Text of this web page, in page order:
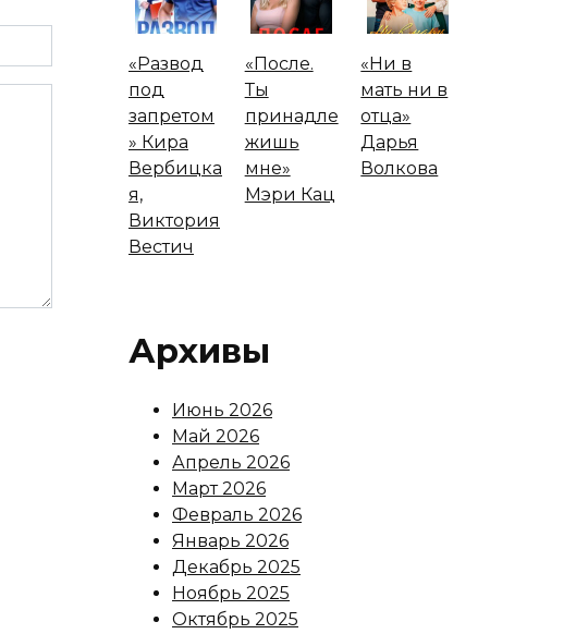
«Развод
под
запретом
» Кира
Вербицка
я,
Виктория
Вестич
«После.
Ты
принадле
жишь
мне»
Мэри Кац
«Ни в
мать ни в
отца»
Дарья
Волкова
Архивы
Июнь 2026
Май 2026
Апрель 2026
Март 2026
Февраль 2026
Январь 2026
Декабрь 2025
Ноябрь 2025
Октябрь 2025